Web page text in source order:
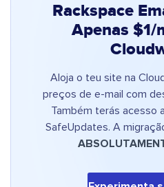
Rackspace
Apenas $1/
Aloja o teu site na
preços de e-mail com
Também terás acesso
SafeUpdates. A